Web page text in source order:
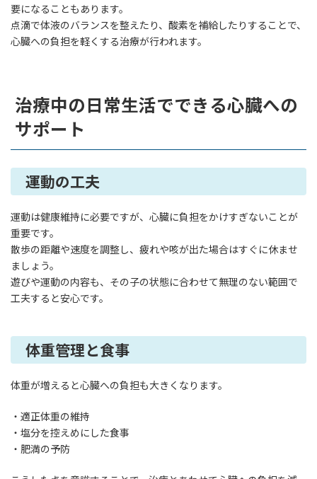
要になることもあります。
点滴で体液のバランスを整えたり、酸素を補給したりすることで、
心臓への負担を軽くする治療が行われます。
治療中の日常生活でできる心臓への
サポート
運動の工夫
運動は健康維持に必要ですが、心臓に負担をかけすぎないことが
重要です。
散歩の距離や速度を調整し、疲れや咳が出た場合はすぐに休ませ
ましょう。
遊びや運動の内容も、その子の状態に合わせて無理のない範囲で
工夫すると安心です。
体重管理と食事
体重が増えると心臓への負担も大きくなります。
・適正体重の維持
・塩分を控えめにした食事
・肥満の予防